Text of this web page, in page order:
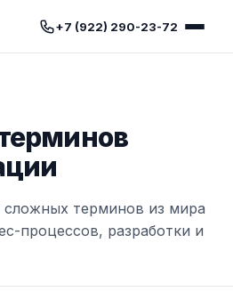
+7 (922) 290-23-72
сложных терминов из мира
процессов, разработки и